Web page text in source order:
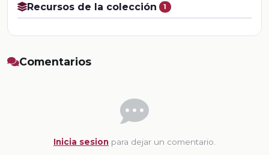
Recursos de la colección 1
Comentarios
Inicia sesion para dejar un comentario.